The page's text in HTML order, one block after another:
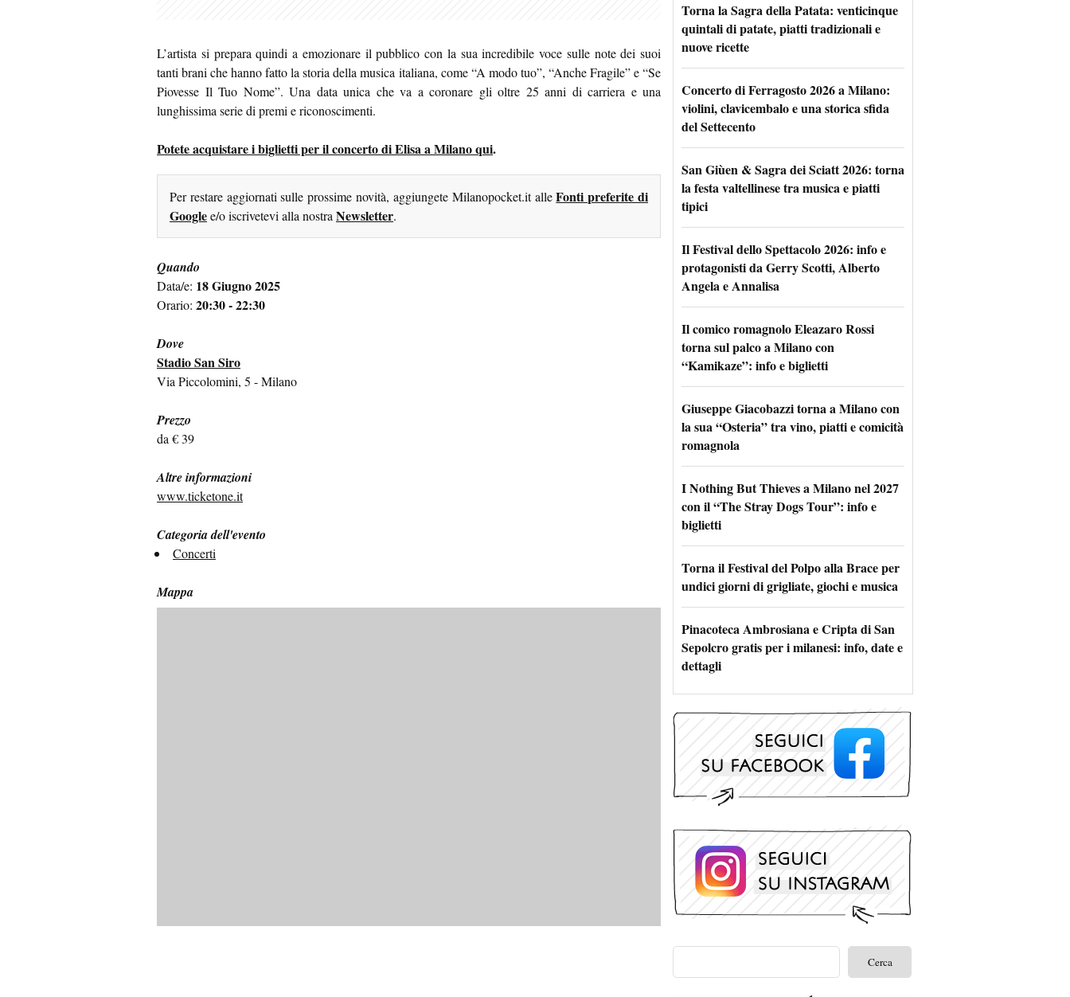
L’artista si prepara quindi a emozionare il pubblico con la sua incredibile voce sulle note dei suoi
tanti brani che hanno fatto la storia della musica italiana, come “A modo tuo”, “Anche Fragile” e “Se
Piovesse Il Tuo Nome”. Una data unica che va a coronare gli oltre 25 anni di carriera e una
lunghissima serie di premi e riconoscimenti.
Potete acquistare i biglietti per il concerto di Elisa a Milano qui.
Per restare aggiornati sulle prossime novità, aggiungete Milanopocket.it alleFonti preferite di
Googlee/o iscrivetevi alla nostraNewsletter.
Quando
Data/e: 18 Giugno 2025
Orario: 20:30 - 22:30
Dove
Stadio San Siro
Via Piccolomini, 5 - Milano
Prezzo
da € 39
Altre informazioni
www.ticketone.it
Categoria dell'evento
Concerti
Mappa
Torna la Sagra della Patata: venticinque
quintali di patate, piatti tradizionali e
nuove ricette
Concerto di Ferragosto 2026 a Milano:
violini, clavicembalo e una storica sfida
del Settecento
San Giùen & Sagra dei Sciatt 2026: torna
la festa valtellinese tra musica e piatti
tipici
Il Festival dello Spettacolo 2026: info e
protagonisti da Gerry Scotti, Alberto
Angela e Annalisa
Il comico romagnolo Eleazaro Rossi
torna sul palco a Milano con
“Kamikaze”: info e biglietti
Giuseppe Giacobazzi torna a Milano con
la sua “Osteria” tra vino, piatti e comicità
romagnola
I Nothing But Thieves a Milano nel 2027
con il “The Stray Dogs Tour”: info e
biglietti
Torna il Festival del Polpo alla Brace per
undici giorni di grigliate, giochi e musica
Pinacoteca Ambrosiana e Cripta di San
Sepolcro gratis per i milanesi: info, date e
dettagli